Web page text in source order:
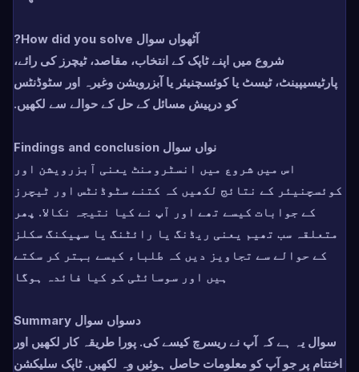
آٹھواں سوال How did you solve?
شروع میں اپنے ٹاپک کے انتخاب، مقاصد، ٹیچرز کی رائے،
پارٹیسیپینٹ، ٹیسٹ یا کوئسچنیئر یا آبزرویشن وغیرہ اور سٹوڈنٹس
کو درپیش مسائل کے حل کے حوالے سے لکھیں.
نواں سوال Findings and conclusion
اس میں شروع میں انسٹرومنٹ یعنی آبزرویشن اور
کوئسچنیئر کے نتائج لکھیں کہ کتنے سٹوڈنٹس اور ٹیچرز
کے جوابات کیسے تھے اور آپ نے کیا نتیجہ نکالا. پھر
متعلقہ سب تھیم یعنی ریڈنگ یا رائٹنگ یا سپیکنگ سکلز
کے حوالے سے تجاویز دیں کہ طلباء کیسے بہتر کر سکتے
ہیں اور سوسائٹی کو کیا فائدہ ہوگا
دسواں سوال Summary
سوال یہ ہے کہ آپ نے ریسرچ کیسے کی. پورا طریقہ کار لکھیں اور
اختتام پر جو آپ کو معلومات حاصل ہوئیں وہ لکھیں. ٹاپک سلیکشن